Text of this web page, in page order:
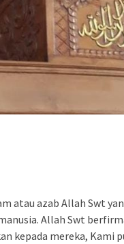
atau azab Allah Swt
Allah Swt
kepada mereka, Kami